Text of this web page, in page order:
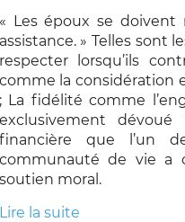
« Les époux se doivent
assistance. » Telles sont
respecter lorsqu’ils
comme la considération
; La fidélité comme
exclusivement
financière que l’un
communauté de vie a
soutien moral.
Lire la suite